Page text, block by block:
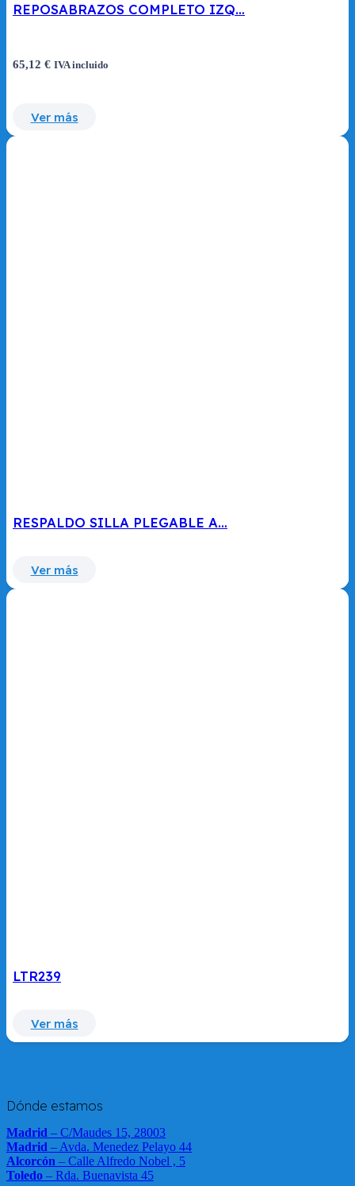
REPOSABRAZOS COMPLETO IZQ…
65,12 € IVA incluido
Ver más
RESPALDO SILLA PLEGABLE A…
Ver más
LTR239
Ver más
Dónde estamos
Madrid – C/Maudes 15, 28003
Madrid – Avda. Menedez Pelayo 44
Alcorcón – Calle Alfredo Nobel , 5
Toledo – Rda. Buenavista 45